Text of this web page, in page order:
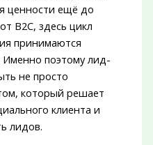
ценности ещё до
B2C, здесь цикл
принимаются
Именно поэтому лид-
не просто
который решает
клиента и
лидов.